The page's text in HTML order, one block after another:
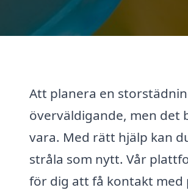
Att planera en
överväldigande, men det
vara. Med rätt hjälp kan
stråla som nytt. Vår
för dig att få kontakt med